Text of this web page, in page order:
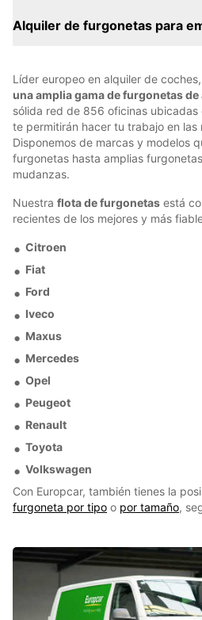
Alquiler de furgonetas para
Líder europeo en alquiler de coches,
una amplia gama de furgonetas
sólida red de 856 oficinas ubicadas
te permitirán hacer tu trabajo en las
Disponemos de marcas y modelos
furgonetas hasta amplias
mudanzas.
Nuestra flota de furgonetas está
recientes de los mejores y más
Citroen
Fiat
Ford
Iveco
Maxus
Mercedes
Opel
Peugeot
Renault
Toyota
Volkswagen
Con Europcar, también tienes la
furgoneta por tipo o por tamaño,